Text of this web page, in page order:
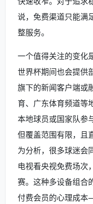
说，免费渠道只能满
整服务。
一个值得关注的变化
世界杯期间也会提供
旗下的新闻客户端或
育、广东体育频道等
本地球员或国家队参
但覆盖范围有限，且
为分析，很多球迷会
电视看央视免费场次
赛。这种多设备组合
付费会员的心理成